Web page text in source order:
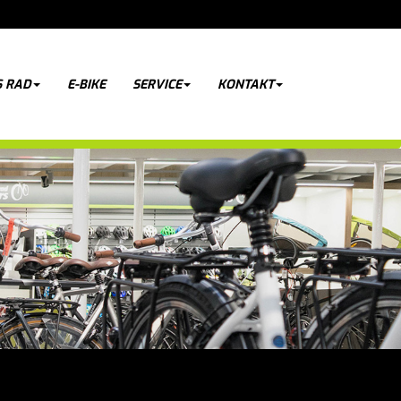
RAD E-BIKE SERVICE KONTAKT